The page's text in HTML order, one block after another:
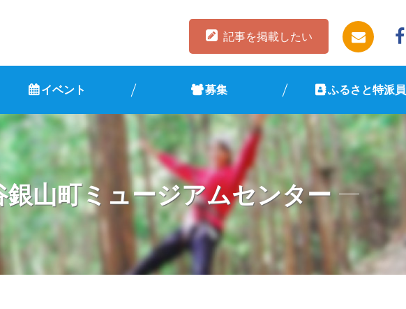
記事を掲載したい
イベント 募集 ふるさと特派員
銀山町ミュージアムセンター